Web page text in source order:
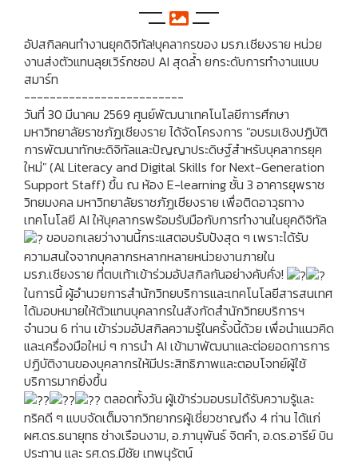
อัปสกิลคนทำงานยุคดิจิทัล!บุคลากรของ มรภ.เชียงราย หน่วย
งานส่งตัวแทนลุยเวิร์กชอป AI สุดล้ำ ยกระดับการทำงานแบบ
สมาร์ท
-------------------------
วันที่ 30 มีนาคม 2569 ศูนย์พัฒนาเทคโนโลยีการศึกษา
มหาวิทยาลัยราชภัฏเชียงราย ได้จัดโครงการ "อบรมเชิงปฏิบัติ
การพัฒนาทักษะดิจิทัลและปัญญาประดิษฐ์สำหรับบุคลากรยุค
ใหม่" (Al Literacy and Digital Skills for Next-Generation
Support Staff) ขึ้น ณ ห้อง E-learning ชั้น 3 อาคารยุพราช
วิทยมงคล มหาวิทยาลัยราชภัฏเชียงราย เพื่อติดอาวุธทาง
เทคโนโลยี AI ให้บุคลากรพร้อมรับมือกับการทำงานในยุคดิจิทัล
ขอบอกเลยว่างานนี้กระแสตอบรับปังสุด ๆ เพราะได้รับ
ความสนใจจากบุคลากรหลากหลายหน่วยงานภายใน
มรภ.เชียงราย ที่ตบเท้าเข้าร่วมอัปสกิลกันอย่างคับคั่ง!
ในการนี้ ผู้อำนวยการสำนักวิทยบริการและเทคโนโลยีสารสนเทศ
ได้มอบหมายให้ตัวแทนบุคลากรในสังกัดสำนักวิทยบริการฯ
จำนวน 6 ท่าน เข้าร่วมอัปสกิลความรู้ในครั้งนี้ด้วย เพื่อนำแนวคิด
และเครื่องมือใหม่ ๆ การนำ AI เข้ามาพัฒนาและต่อยอดการการ
ปฏิบัติงานของบุคลากรให้มีประสิทธิภาพและตอบโจทย์ผู้ใช้
บริการมากยิ่งขึ้น
ตลอดทั้งวัน ผู้เข้าร่วมอบรมได้รับความรู้และ
ทริคดี ๆ แบบจัดเต็มจากวิทยากรผู้เชี่ยวชาญถึง 4 ท่าน ได้แก่
ผศ.ดร.ธนายุทธ ช่างเรือนงาม, อ.ภานุพันธ์ จิตคำ, อ.ดร.อารีย์ บิน
ประทาน และ รศ.ดร.มีชัย เทพนุรัตน์